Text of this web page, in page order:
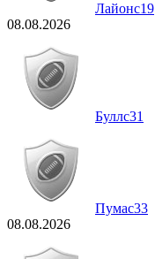
Лайонс19
08.08.2026
Буллс31
Пумас33
08.08.2026